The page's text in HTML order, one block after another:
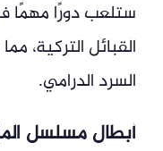
ستلعب دورًا مهمًا
القبائل التركية،
السرد الدرامي.
أبطال مسلسل